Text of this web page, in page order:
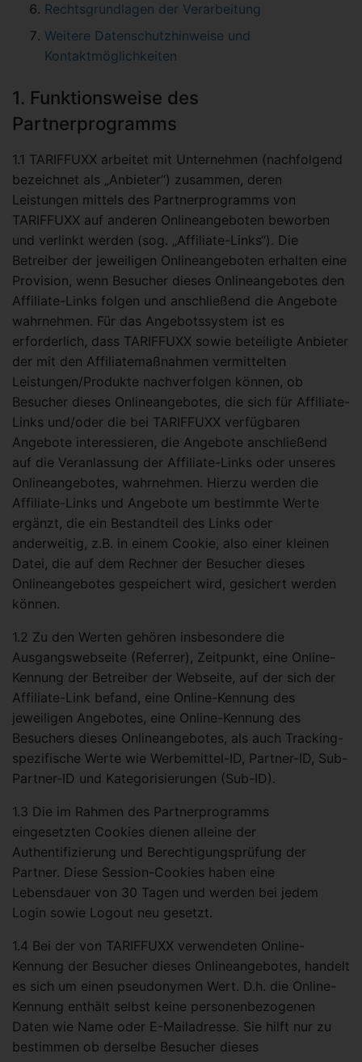
Rechtsgrundlagen der Verarbeitung
Weitere Datenschutzhinweise und
Kontaktmöglichkeiten
1. Funktionsweise des
Partnerprogramms
1.1 TARIFFUXX arbeitet mit Unternehmen (nachfolgend
bezeichnet als „Anbieter“) zusammen, deren
Leistungen mittels des Partnerprogramms von
TARIFFUXX auf anderen Onlineangeboten beworben
und verlinkt werden (sog. „Affiliate-Links“). Die
Betreiber der jeweiligen Onlineangeboten erhalten eine
Provision, wenn Besucher dieses Onlineangebotes den
Affiliate-Links folgen und anschließend die Angebote
wahrnehmen. Für das Angebotssystem ist es
erforderlich, dass TARIFFUXX sowie beteiligte Anbieter
der mit den Affiliatemaßnahmen vermittelten
Leistungen/Produkte nachverfolgen können, ob
Besucher dieses Onlineangebotes, die sich für Affiliate-
Links und/oder die bei TARIFFUXX verfügbaren
Angebote interessieren, die Angebote anschließend
auf die Veranlassung der Affiliate-Links oder unseres
Onlineangebotes, wahrnehmen. Hierzu werden die
Affiliate-Links und Angebote um bestimmte Werte
ergänzt, die ein Bestandteil des Links oder
anderweitig, z.B. in einem Cookie, also einer kleinen
Datei, die auf dem Rechner der Besucher dieses
Onlineangebotes gespeichert wird, gesichert werden
können.
1.2 Zu den Werten gehören insbesondere die
Ausgangswebseite (Referrer), Zeitpunkt, eine Online-
Kennung der Betreiber der Webseite, auf der sich der
Affiliate-Link befand, eine Online-Kennung des
jeweiligen Angebotes, eine Online-Kennung des
Besuchers dieses Onlineangebotes, als auch Tracking-
spezifische Werte wie Werbemittel-ID, Partner-ID, Sub-
Partner-ID und Kategorisierungen (Sub-ID).
1.3 Die im Rahmen des Partnerprogramms
eingesetzten Cookies dienen alleine der
Authentifizierung und Berechtigungsprüfung der
Partner. Diese Session-Cookies haben eine
Lebensdauer von 30 Tagen und werden bei jedem
Login sowie Logout neu gesetzt.
1.4 Bei der von TARIFFUXX verwendeten Online-
Kennung der Besucher dieses Onlineangebotes, handelt
es sich um einen pseudonymen Wert. D.h. die Online-
Kennung enthält selbst keine personenbezogenen
Daten wie Name oder E-Mailadresse. Sie hilft nur zu
bestimmen ob derselbe Besucher dieses